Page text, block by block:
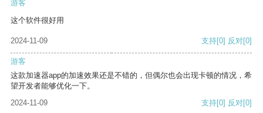
游客
这个软件很好用
2024-11-09 支持[0] 反对[0]
游客
这款加速器app的加速效果还是不错的，但偶尔也会出现卡顿的情况，希
望开发者能够优化一下。
2024-11-09
支持[0] 反对[0]